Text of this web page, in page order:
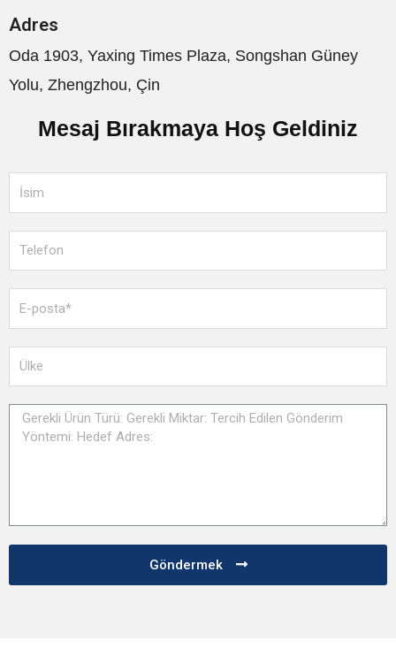
Adres
Oda 1903, Yaxing Times Plaza, Songshan Güney
Yolu, Zhengzhou, Çin
Mesaj Bırakmaya Hoş Geldiniz
Göndermek